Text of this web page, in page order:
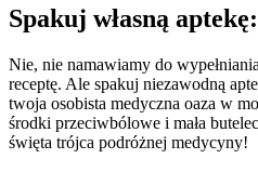
Spakuj własną aptekę:
Nie, nie namawiamy do
receptę. Ale spakuj niezawodną
twoja osobista medyczna oaza w
środki przeciwbólowe i mała
święta trójca podróżnej medycyny!